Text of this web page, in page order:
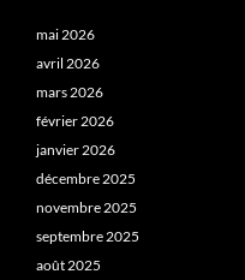
mai 2026
avril 2026
mars 2026
février 2026
janvier 2026
décembre 2025
novembre 2025
septembre 2025
août 2025